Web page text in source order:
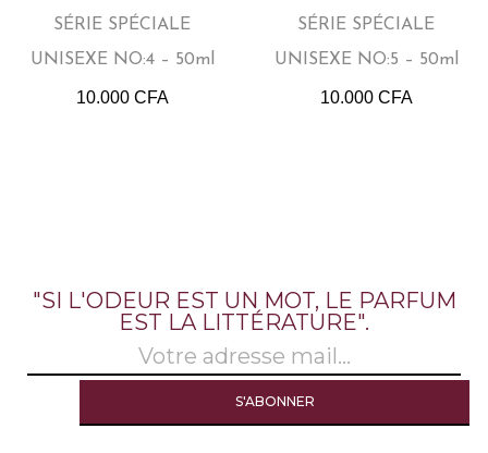
SÉRIE SPÉCIALE
UNISEXE NO:4 – 50ml
10.000 CFA
SÉRIE SPÉCIALE
UNISEXE NO:5 – 50ml
10.000 CFA
"SI L'ODEUR EST UN MOT, LE PARFUM
EST LA LITTÉRATURE".